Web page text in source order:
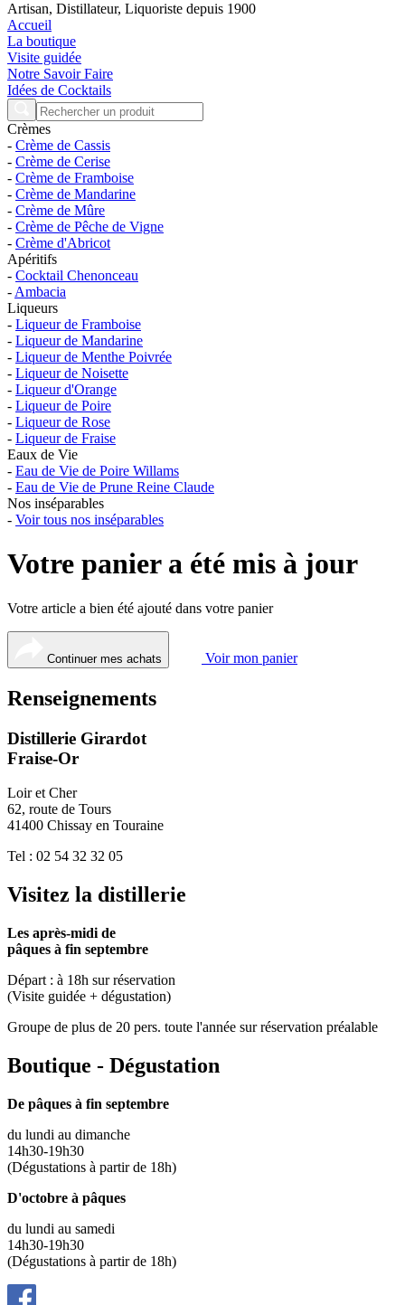
Artisan, Distillateur, Liquoriste depuis 1900
Accueil
La boutique
Visite guidée
Notre Savoir Faire
Idées de Cocktails
Crèmes
- Crème de Cassis
- Crème de Cerise
- Crème de Framboise
- Crème de Mandarine
- Crème de Mûre
- Crème de Pêche de Vigne
- Crème d'Abricot
Apéritifs
- Cocktail Chenonceau
- Ambacia
Liqueurs
- Liqueur de Framboise
- Liqueur de Mandarine
- Liqueur de Menthe Poivrée
- Liqueur de Noisette
- Liqueur d'Orange
- Liqueur de Poire
- Liqueur de Rose
- Liqueur de Fraise
Eaux de Vie
- Eau de Vie de Poire Willams
- Eau de Vie de Prune Reine Claude
Nos inséparables
- Voir tous nos inséparables
Votre panier a été mis à jour
Votre article a bien été ajouté dans votre panier
Continuer mes achats Voir mon panier
Renseignements
Distillerie Girardot
Fraise-Or
Loir et Cher
62, route de Tours
41400 Chissay en Touraine
Tel : 02 54 32 32 05
Visitez la distillerie
Les après-midi de
pâques à fin septembre
Départ : à 18h sur réservation
(Visite guidée + dégustation)
Groupe de plus de 20 pers. toute l'année sur réservation préalable
Boutique - Dégustation
De pâques à fin septembre
du lundi au dimanche
14h30-19h30
(Dégustations à partir de 18h)
D'octobre à pâques
du lundi au samedi
14h30-19h30
(Dégustations à partir de 18h)